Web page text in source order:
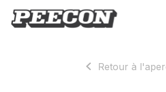
Retour à